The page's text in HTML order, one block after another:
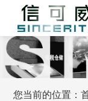
您当前的位置：